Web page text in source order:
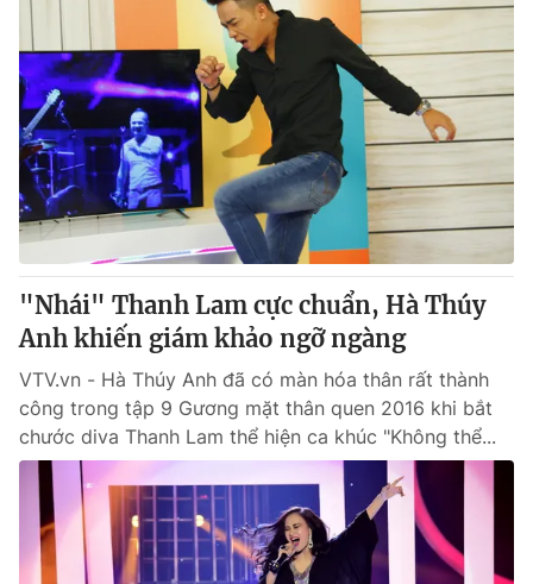
THỜI BÁO VTV
Theo dõi báo trên
Cơ quan chủ quản:Đài Truyền hình Việt Nam
Cơ quan báo chí:Thời báo VTV
Giấy phép hoạt động báo in và báo điện tử số 483/GP-BTTTT
cấp ngày 29/12/2023
Tổng Biên tập:Vũ Thanh Thủy
Phó Tổng Biên tập:Nguyễn Thị Mỹ Hạnh, Phạm Quốc Thắng,
Nguyễn Trọng Ninh
Tổng đài VTV:
024.38 355 931 - 024.38 355 932
Ðiện thoại Thời báo VTV:024.66 897 897
Email:toasoan@vtv.vn
Liên hệ quảng cáo:024-7300.7108
"Nhái" Thanh Lam cực chuẩn, Hà Thúy
Anh khiến giám khảo ngỡ ngàng
VTV.vn - Hà Thúy Anh đã có màn hóa thân rất thành
công trong tập 9 Gương mặt thân quen 2016 khi bắt
chước diva Thanh Lam thể hiện ca khúc "Không thể...